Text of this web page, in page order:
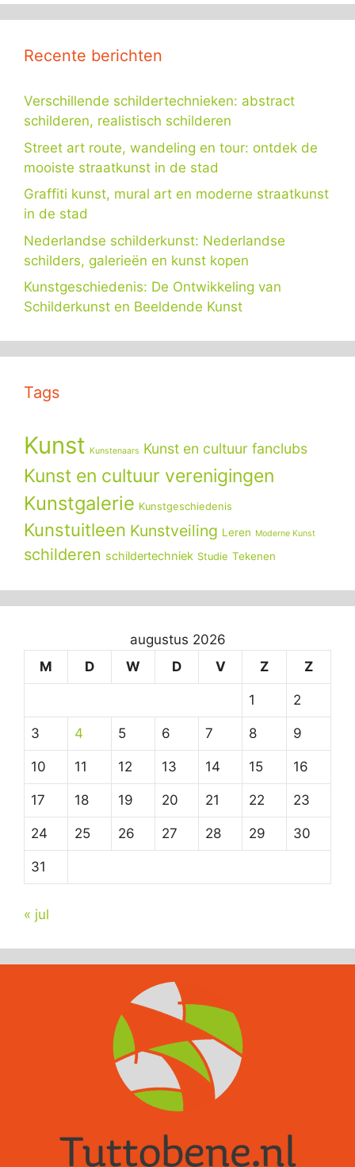
Recente berichten
Verschillende schildertechnieken: abstract
schilderen, realistisch schilderen
Street art route, wandeling en tour: ontdek de
mooiste straatkunst in de stad
Graffiti kunst, mural art en moderne straatkunst
in de stad
Nederlandse schilderkunst: Nederlandse
schilders, galerieën en kunst kopen
Kunstgeschiedenis: De Ontwikkeling van
Schilderkunst en Beeldende Kunst
Tags
Kunst Kunstenaars Kunst en cultuur fanclubs
Kunst en cultuur verenigingen
Kunstgalerie Kunstgeschiedenis
Kunstuitleen Kunstveiling Leren Moderne Kunst
schilderen schildertechniek Studie Tekenen
augustus 2026
M
D W D V Z Z
1 2
3 4 5 6 7 8 9
10 11 12 13 14 15 16
17 18 19 20 21 22 23
24 25 26 27 28 29 30
31
« jul